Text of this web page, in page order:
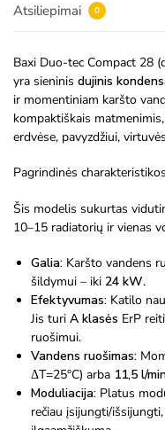
Atsiliepimai 0
Baxi Duo-tec Compact 28
yra sieninis dujinis
ir momentiniam karšto
kompaktiškais
erdvėse, pavyzdžiui,
Pagrindinės charakteristikos
Šis modelis sukurtas
10–15 radiatorių ir vienas
Galia: Karšto vandens
šildymui – iki 24 kW.
Efektyvumas: Katilo
Jis turi A klasės ErP
ruošimui.
Vandens ruošimas:
ΔT=25°C) arba 11,5 l/
Moduliacija: Platus
rečiau įsijungti/